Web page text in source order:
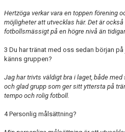
Hertzöga verkar vara en toppen förening
möjligheter att utvecklas här. Det är
fotbollsmässigt på en högre nivå än
3 Du har tränat med oss sedan början
känns gruppen?
Jag har trivts väldigt bra i laget, både
och glad grupp som ger sitt yttersta på
tempo och rolig fotboll.
4 Personlig målsättning?